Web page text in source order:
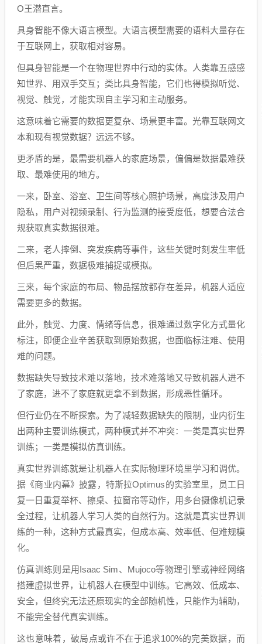
O王潜直言。
具身智能不像大语言模型。大语言模型需要的语料大量存在
于互联网上，获取相对容易。
但具身智能是一个在物理世界中行动的实体。人类靠五感感
知世界、用双手交互；类比具身智能，它们也得模拟听觉、
视觉、触觉，才能实现自主学习和主动服务。
这意味着它需要的数据更复杂、场景更丰富。光靠互联网文
本和现有视觉数据？远远不够。
更矛盾的是，最需要机器人的家庭场景，偏偏是数据最难获
取、最难使用的地方。
一来，卧室、浴室、卫生间等核心照护场景，高度涉及用户
隐私，用户对视频录制、行为监测的接受度低，想要合法合
规获取真实数据很难。
二来，老人摔倒、突发疾病等事件，这些关键时刻发生率低
但后果严重，数据极难捕捉或模拟。
三来，每个家庭的布局、物品摆放都存在差异，机器人适应
需要更多的数据。
此外，触觉、力度、情绪等信息，很难通过数字化方式量化
标注，即便企业辛苦获取到原始数据，也面临标注难、使用
难的问题。
数据缺失导致技术难以落地，技术难落地又导致机器人进不
了家庭，进不了家庭就更拿不到数据，形成恶性循环。
但行业仍在不断探索。为了减轻数据缺失的限制，业内衍生
出两种主要训练模式，两种模式并不冲突：一类是真实世界
训练；一类是模拟仿真训练。
真实世界训练就是让机器人在实际物理环境里学习和调优。
据《商业内幕》披露，特斯拉Optimus的实验室里，员工日
复一日重复举杯、擦桌、拉窗帘等动作，用多台摄像机记录
全过程，让机器人学习人类的自然行为。这就是真实世界训
练的一种，这种方式最真实，但成本高、效率低、但难规模
化。
仿真训练则是用Isaac Sim、Mujoco等物理引擎或神经网络
搭建虚拟世界，让机器人在模型中训练。它高效、低成本、
安全，但终究无法还原现实的全部随机性，只能作为辅助，
不能完全替代真实训练。
这也意味着，破局点或许不在于追求100%的完美数据，而